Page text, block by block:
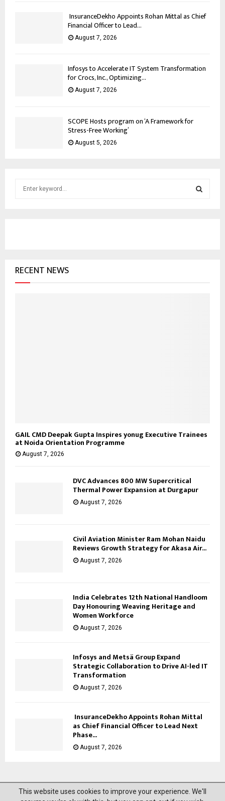
InsuranceDekho Appoints Rohan Mittal as Chief
Financial Officer to Lead...
August 7, 2026
Infosys to Accelerate IT System Transformation
for Crocs, Inc., Optimizing...
August 7, 2026
SCOPE Hosts program on ‘A Framework for
Stress-Free Working’
August 5, 2026
rRECENT NEWS
GAIL CMD Deepak Gupta Inspires yonug Executive Trainees
at Noida Orientation Programme
August 7, 2026
DVC Advances 800 MW Supercritical
Thermal Power Expansion at Durgapur
August 7, 2026
Civil Aviation Minister Ram Mohan Naidu
Reviews Growth Strategy for Akasa Air...
August 7, 2026
India Celebrates 12th National Handloom
Day Honouring Weaving Heritage and
Women Workforce
August 7, 2026
Infosys and Metsä Group Expand
Strategic Collaboration to Drive AI-led IT
Transformation
August 7, 2026
InsuranceDekho Appoints Rohan Mittal
as Chief Financial Officer to Lead Next
Phase...
August 7, 2026
@2023 News Mantra. All Right Reserved.
This website uses cookies to improve your experience. We'll